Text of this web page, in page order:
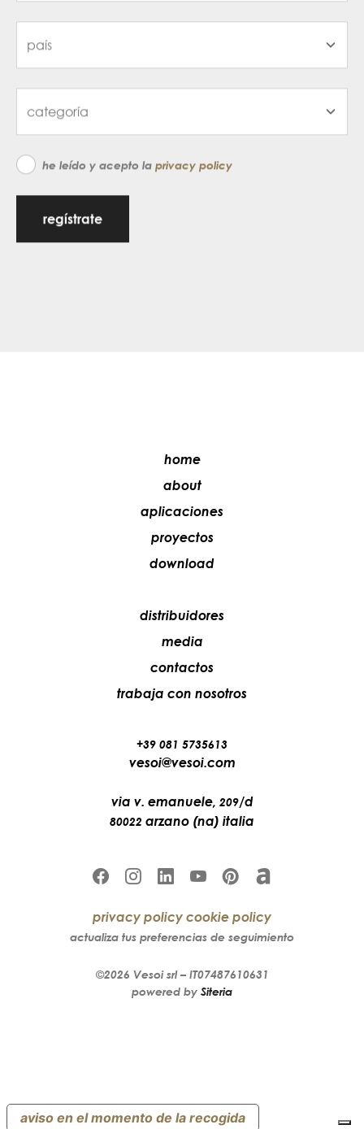
he leído y acepto la privacy policy
regístrate
home
about
aplicaciones
proyectos
download
distribuidores
media
contactos
trabaja con nosotros
+39 081 5735613
vesoi@vesoi.com
via v. emanuele, 209/d
80022 arzano (na) italia
privacy policy cookie policy
actualiza tus preferencias de seguimiento
©2026 Vesoisrl – IT07487610631
powered by Siteria
aviso en el momento de la recogida